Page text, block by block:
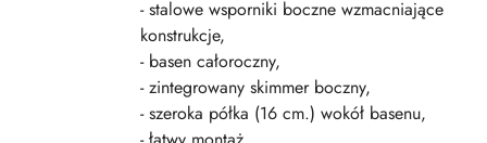
- stalowe wsporniki boczne wzmacniające
konstrukcje,
- basen całoroczny,
- zintegrowany skimmer boczny,
- szeroka półka (16 cm.) wokół basenu,